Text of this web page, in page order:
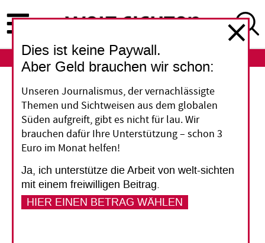
zum
Inhalt
ABO
„Das Entwicklungsministerium geht
ein Risiko ein“
Fachleute monieren, im Vergleich zu anderen
Ländern sei die Evaluierungskultur in
Deutschland schwach – zumal in der
Entwicklungspolitik, die von sich selbst gern
behauptet, sie sei der am stärksten geprüfte
Dies ist keine Paywall.
Aber Geld brauchen wir schon:
Unseren Journalismus, der vernachlässigte
Themen und Sichtweisen aus dem globalen
Süden aufgreift, gibt es nicht für lau. Wir
brauchen dafür Ihre Unterstützung – schon 3
Euro im Monat helfen!
Ja, ich unterstütze die Arbeit von welt-sichten
mit einem freiwilligen Beitrag.
HIER EINEN BETRAG WÄHLEN